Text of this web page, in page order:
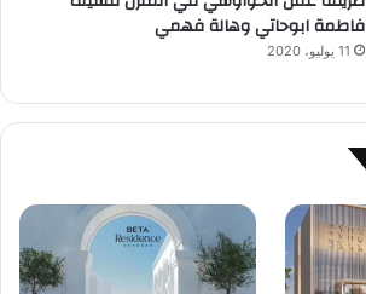
فاطمة ابوحاتي وهالة فهمي
11 يوليو، 2020